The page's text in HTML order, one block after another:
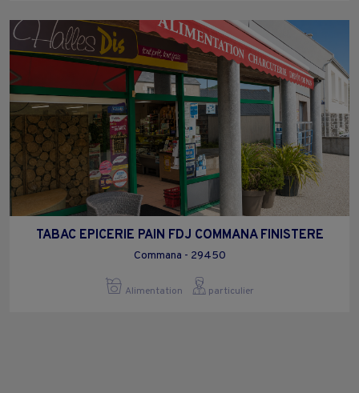
TABAC EPICERIE PAIN FDJ COMMANA FINISTERE
Commana - 29450
Alimentation particulier